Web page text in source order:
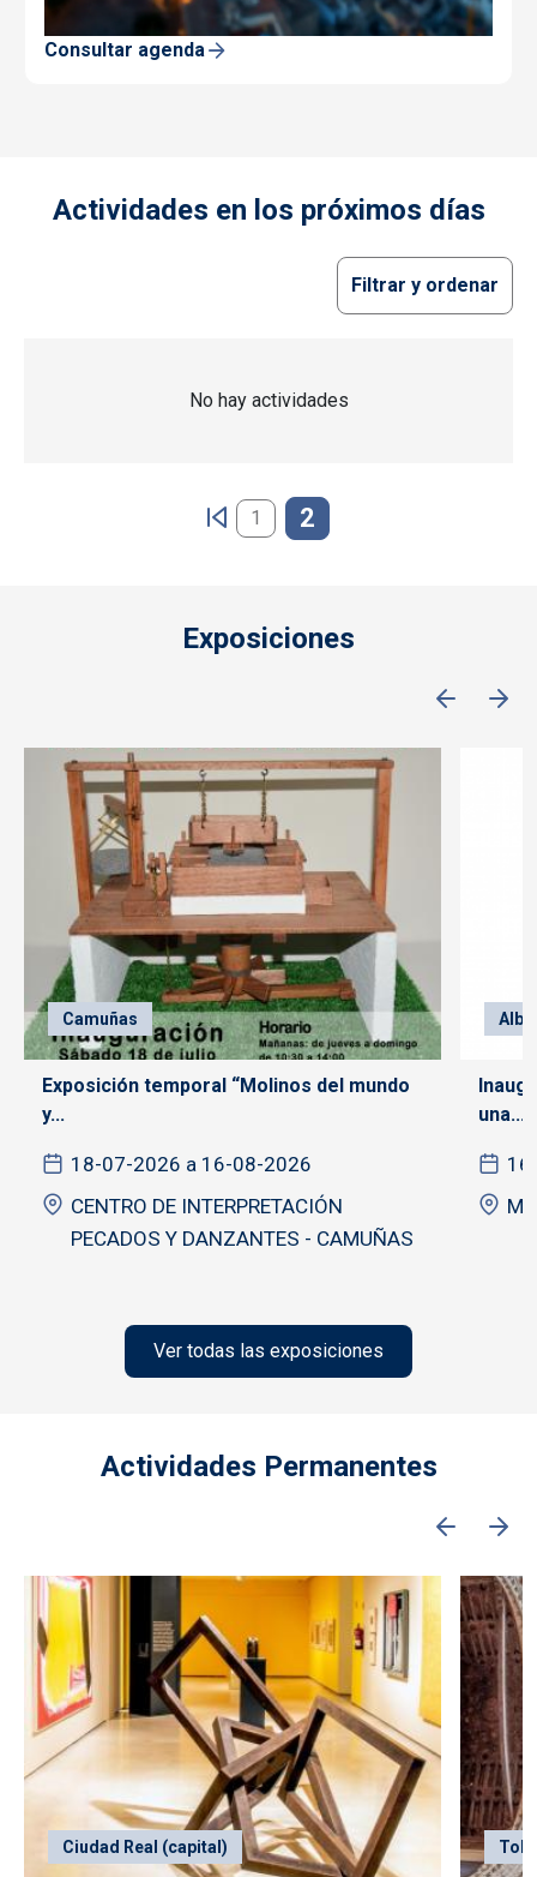
Consultar agenda
Actividades en los próximos días
Filtrar y ordenar
No hay actividades
1 2
Exposiciones
Camuñas
Exposición temporal “Molinos del mundo
y...
18-07-2026 a 16-08-2026
CENTRO DE INTERPRETACIÓN
PECADOS Y DANZANTES - CAMUÑAS
una...
Ver todas las exposiciones
Actividades Permanentes
Ciudad Real (capital)